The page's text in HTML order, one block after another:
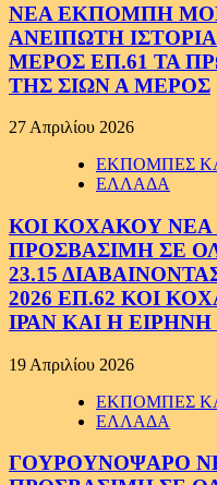
ΝΕΑ ΕΚΠΟΜΠΗ
ΑΝΕΙΠΩΤΗ
ΜΕΡΟΣ ΕΠ.61 ΤΑ
ΤΗΣ ΣΙΩΝ Α ΜΕΡΟΣ
27 Απριλίου 2026
ΕΚΠΟΜΠΕΣ
ΕΛΛΑΔΑ
ΚΟΙ ΚΟΧΑΚΟΥ
ΠΡΟΣΒΑΣΙΜΗ ΣΕ
23.15
2026 ΕΠ.62 ΚΟΙ
ΙΡΑΝ ΚΑΙ Η
19 Απριλίου 2026
ΕΚΠΟΜΠΕΣ
ΕΛΛΑΔΑ
ΓΟΥΡΟΥΝΟΨΑΡΟ